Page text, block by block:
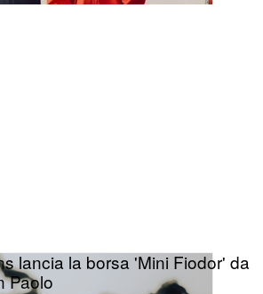
lancia la borsa 'Mini Fiodor' da
Paolo